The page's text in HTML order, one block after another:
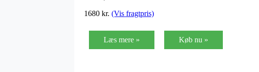
1680 kr. (Vis fragtpris)
Læs mere » Køb nu »